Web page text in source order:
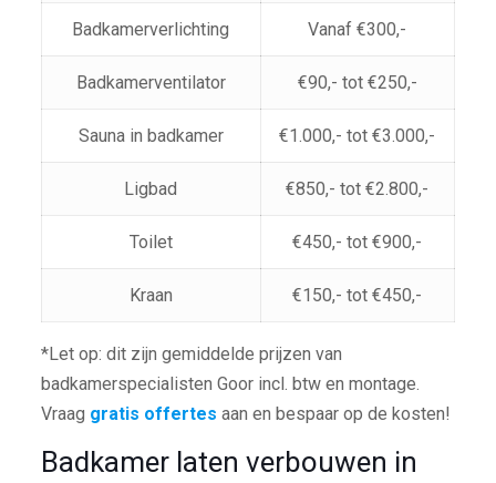
Badkamerverlichting Vanaf €300,-
Badkamerventilator €90,- tot €250,-
Sauna in badkamer €1.000,- tot €3.000,-
Ligbad €850,- tot €2.800,-
Toilet €450,- tot €900,-
Kraan €150,- tot €450,-
*Let op: dit zijn gemiddelde prijzen van
badkamerspecialisten Goor incl. btw en montage.
Vraag gratis offertes aan en bespaar op de kosten!
Badkamer laten verbouwen in